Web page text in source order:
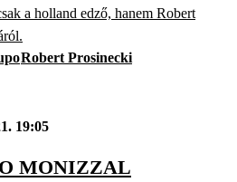
a holland edző, hanem Robert
Robert Prosinecki
19:05
MONIZZAL